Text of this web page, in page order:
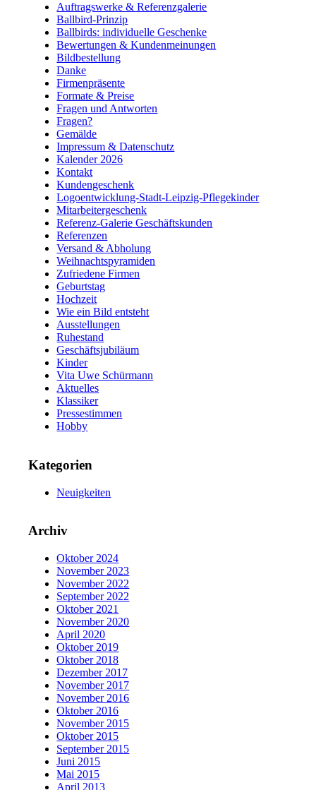
Auftragswerke & Referenzgalerie
Ballbird-Prinzip
Ballbirds: individuelle Geschenke
Bewertungen & Kundenmeinungen
Bildbestellung
Danke
Firmenpräsente
Formate & Preise
Fragen und Antworten
Fragen?
Gemälde
Impressum & Datenschutz
Kalender 2026
Kontakt
Kundengeschenk
Logoentwicklung-Stadt-Leipzig-Pflegekinder
Mitarbeitergeschenk
Referenz-Galerie Geschäftskunden
Referenzen
Versand & Abholung
Weihnachtspyramiden
Zufriedene Firmen
Geburtstag
Hochzeit
Wie ein Bild entsteht
Ausstellungen
Ruhestand
Geschäftsjubiläum
Kinder
Vita Uwe Schürmann
Aktuelles
Klassiker
Pressestimmen
Hobby
Kategorien
Neuigkeiten
Archiv
Oktober 2024
November 2023
November 2022
September 2022
Oktober 2021
November 2020
April 2020
Oktober 2019
Oktober 2018
Dezember 2017
November 2017
November 2016
Oktober 2016
November 2015
Oktober 2015
September 2015
Juni 2015
Mai 2015
April 2013